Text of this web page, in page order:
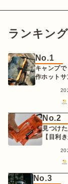
ランキング
No.1
キャンプ
作ホットサ
No.2
見つけ
【目利
No.3